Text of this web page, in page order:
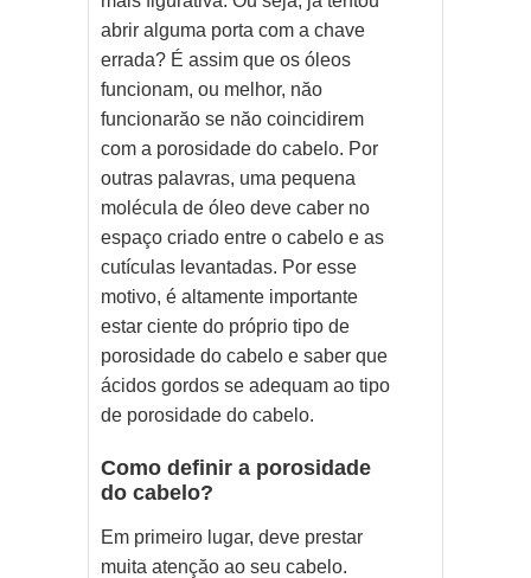
abrir alguma porta com a chave
errada? É assim que os óleos
funcionam, ou melhor, năo
funcionarăo se năo coincidirem
com a porosidade do cabelo. Por
outras palavras, uma pequena
molécula de óleo deve caber no
espaço criado entre o cabelo e as
cutículas levantadas. Por esse
motivo, é altamente importante
estar ciente do próprio tipo de
porosidade do cabelo e saber que
ácidos gordos se adequam ao tipo
de porosidade do cabelo.
Como definir a porosidade
do cabelo?
Em primeiro lugar, deve prestar
muita atençăo ao seu cabelo.